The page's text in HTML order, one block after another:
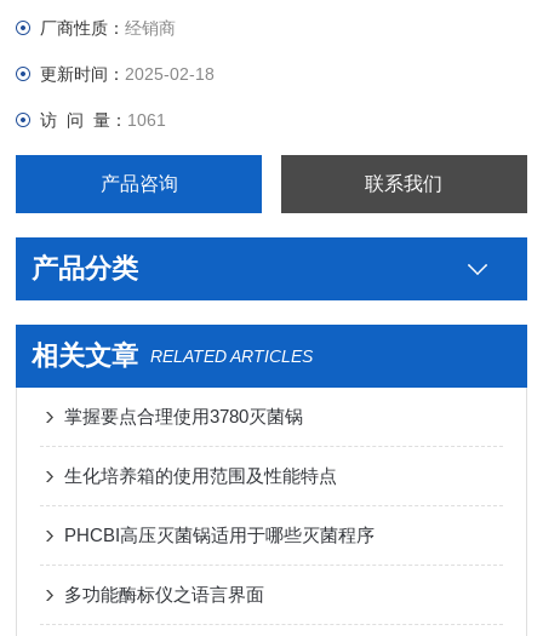
厂商性质：经销商
更新时间： 2025-02-18
访 问 量： 1061
产品咨询 联系我们
产品分类
相关文章 RELATED ARTICLES
掌握要点合理使用3780灭菌锅
生化培养箱的使用范围及性能特点
PHCBI高压灭菌锅适用于哪些灭菌程序
多功能酶标仪之语言界面